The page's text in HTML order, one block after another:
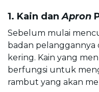
1. Kain dan Apron
Sebelum mulai
badan
kering. Kain yang
berfungsi untuk
rambut yang akan